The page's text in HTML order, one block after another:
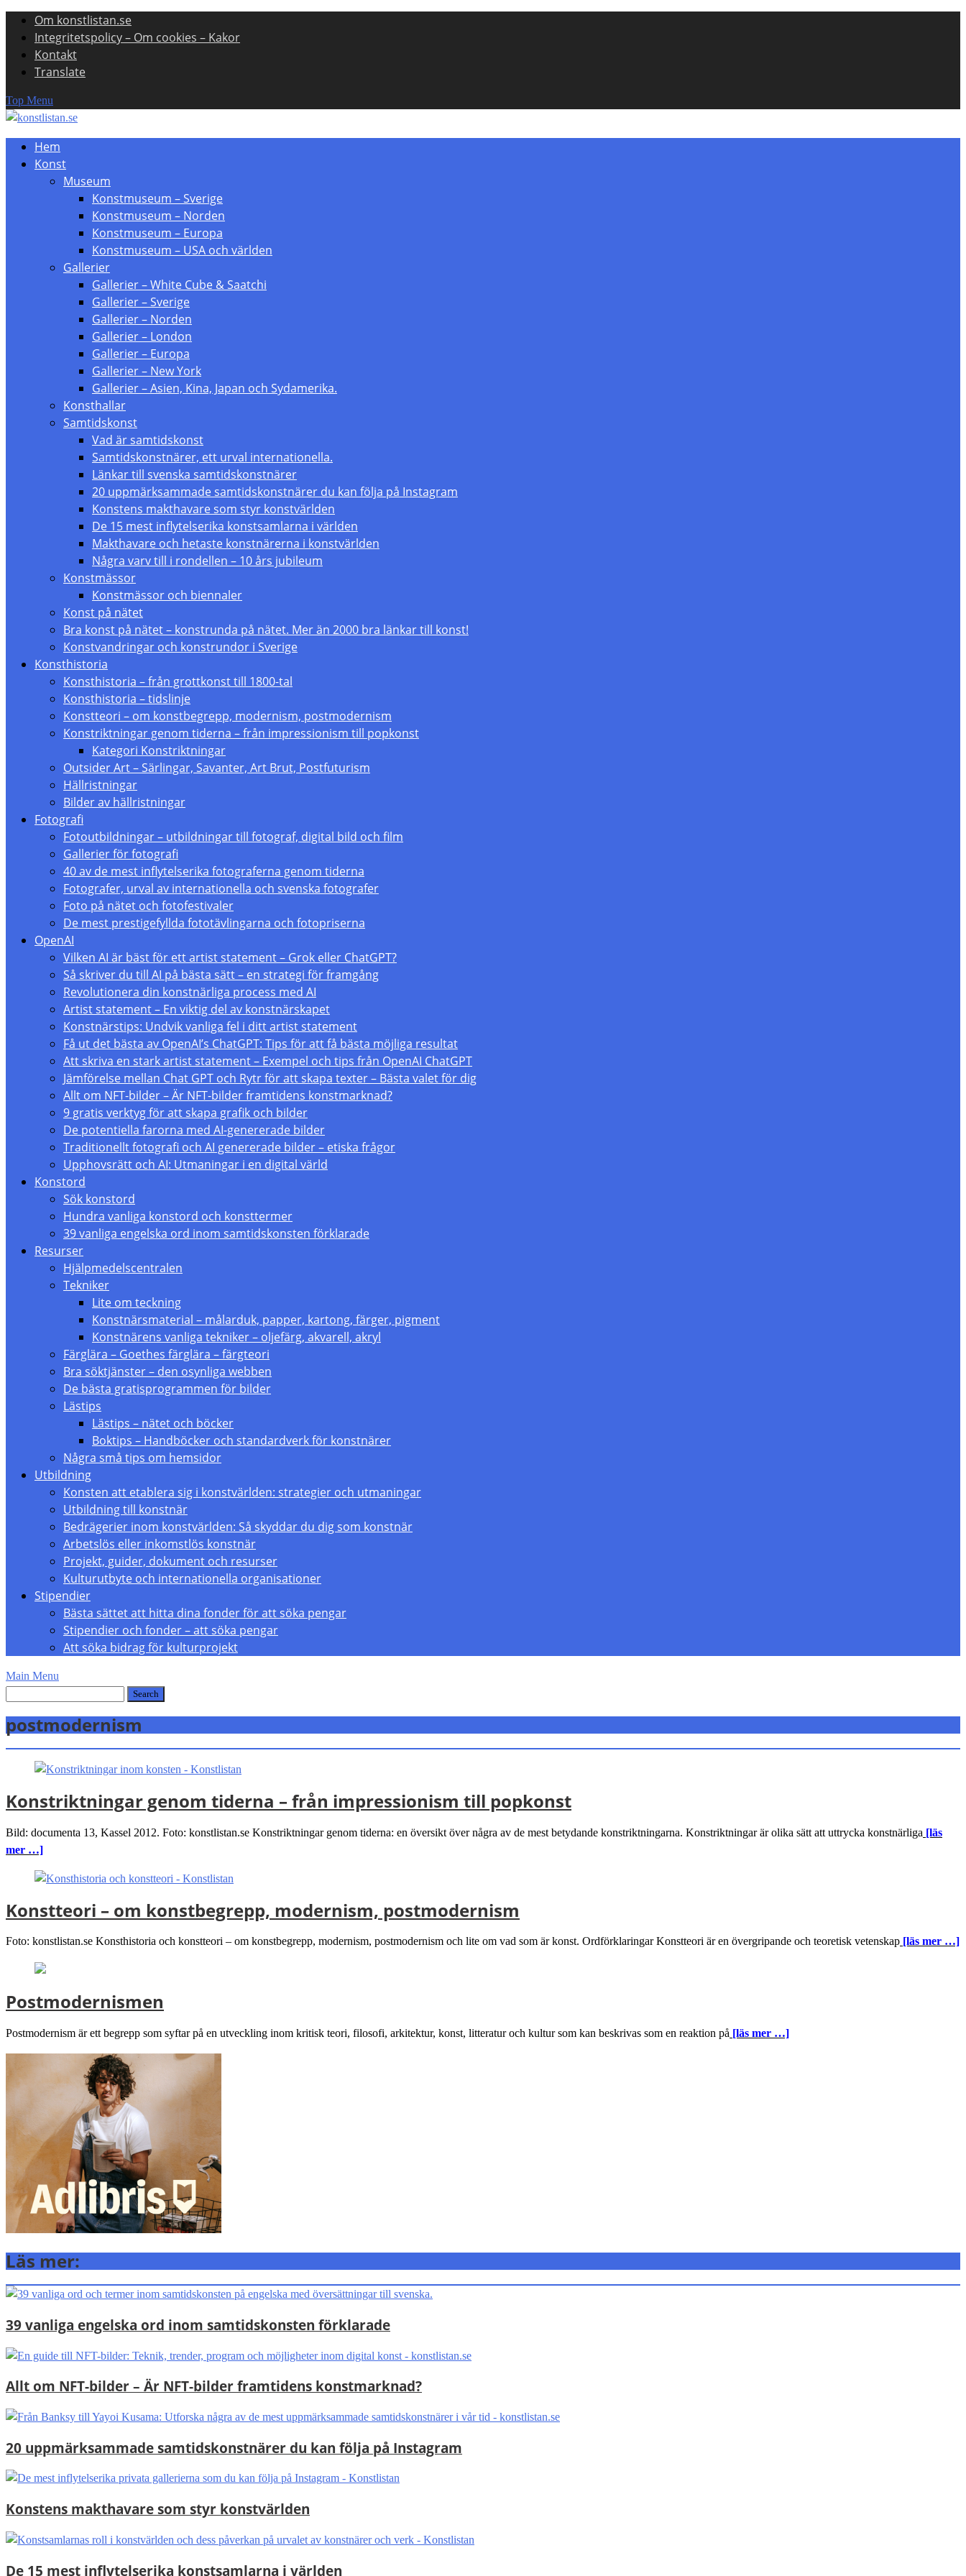
Skip
content
Om konstlistan.se
Integritetspolicy – Om cookies – Kakor
Kontakt
Translate
Top Menu
Hem
Konst
Museum
Konstmuseum – Sverige
Konstmuseum – Norden
Konstmuseum – Europa
Konstmuseum – USA och världen
Gallerier
Gallerier – White Cube & Saatchi
Gallerier – Sverige
Gallerier – Norden
Gallerier – London
Gallerier – Europa
Gallerier – New York
Gallerier – Asien, Kina, Japan och Sydamerika.
Konsthallar
Samtidskonst
Vad är samtidskonst
Samtidskonstnärer, ett urval internationella.
Länkar till svenska samtidskonstnärer
20 uppmärksammade samtidskonstnärer du kan följa på Instagram
Konstens makthavare som styr konstvärlden
De 15 mest inflytelserika konstsamlarna i världen
Makthavare och hetaste konstnärerna i konstvärlden
Några varv till i rondellen – 10 års jubileum
Konstmässor
Konstmässor och biennaler
Konst på nätet
Bra konst på nätet – konstrunda på nätet. Mer än 2000 bra länkar till konst!
Konstvandringar och konstrundor i Sverige
Konsthistoria
Konsthistoria – från grottkonst till 1800-tal
Konsthistoria – tidslinje
Konstteori – om konstbegrepp, modernism, postmodernism
Konstriktningar genom tiderna – från impressionism till popkonst
Kategori Konstriktningar
Outsider Art – Särlingar, Savanter, Art Brut, Postfuturism
Hällristningar
Bilder av hällristningar
Fotografi
Fotoutbildningar – utbildningar till fotograf, digital bild och film
Gallerier för fotografi
40 av de mest inflytelserika fotograferna genom tiderna
Fotografer, urval av internationella och svenska fotografer
Foto på nätet och fotofestivaler
De mest prestigefyllda fototävlingarna och fotopriserna
OpenAI
Vilken AI är bäst för ett artist statement – Grok eller ChatGPT?
Så skriver du till AI på bästa sätt – en strategi för framgång
Revolutionera din konstnärliga process med AI
Artist statement – En viktig del av konstnärskapet
Konstnärstips: Undvik vanliga fel i ditt artist statement
Få ut det bästa av OpenAI’s ChatGPT: Tips för att få bästa möjliga resultat
Att skriva en stark artist statement – Exempel och tips från OpenAI ChatGPT
Jämförelse mellan Chat GPT och Rytr för att skapa texter – Bästa valet för dig
Allt om NFT-bilder – Är NFT-bilder framtidens konstmarknad?
9 gratis verktyg för att skapa grafik och bilder
De potentiella farorna med AI-genererade bilder
Traditionellt fotografi och AI genererade bilder – etiska frågor
Upphovsrätt och AI: Utmaningar i en digital värld
Konstord
Sök konstord
Hundra vanliga konstord och konsttermer
39 vanliga engelska ord inom samtidskonsten förklarade
Resurser
Hjälpmedelscentralen
Tekniker
Lite om teckning
Konstnärsmaterial – målarduk, papper, kartong, färger, pigment
Konstnärens vanliga tekniker – oljefärg, akvarell, akryl
Färglära – Goethes färglära – färgteori
Bra söktjänster – den osynliga webben
De bästa gratisprogrammen för bilder
Lästips
Lästips – nätet och böcker
Boktips – Handböcker och standardverk för konstnärer
Några små tips om hemsidor
Utbildning
Konsten att etablera sig i konstvärlden: strategier och utmaningar
Utbildning till konstnär
Bedrägerier inom konstvärlden: Så skyddar du dig som konstnär
Arbetslös eller inkomstlös konstnär
Projekt, guider, dokument och resurser
Kulturutbyte och internationella organisationer
Stipendier
Bästa sättet att hitta dina fonder för att söka pengar
Stipendier och fonder – att söka pengar
Att söka bidrag för kulturprojekt
Main Menu
postmodernism
Konstriktningar genom tiderna – från impressionism till popkonst
Bild: documenta 13, Kassel 2012. Foto: konstlistan.se Konstriktningar genom tiderna: en översikt över några av de mest betydande konstriktningarna. Konstriktningar är olika sätt att uttrycka konstnärliga [läs
mer …]
Konstteori – om konstbegrepp, modernism, postmodernism
Foto: konstlistan.se Konsthistoria och konstteori – om konstbegrepp, modernism, postmodernism och lite om vad som är konst. Ordförklaringar Konstteori är en övergripande och teoretisk vetenskap [läs mer …]
Postmodernismen
Postmodernism är ett begrepp som syftar på en utveckling inom kritisk teori, filosofi, arkitektur, konst, litteratur och kultur som kan beskrivas som en reaktion på [läs mer …]
Läs mer:
39 vanliga engelska ord inom samtidskonsten förklarade
Allt om NFT-bilder – Är NFT-bilder framtidens konstmarknad?
20 uppmärksammade samtidskonstnärer du kan följa på Instagram
Konstens makthavare som styr konstvärlden
De 15 mest inflytelserika konstsamlarna i världen